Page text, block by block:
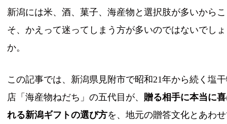
新潟には米、酒、菓子、海産物と選択肢が多いからこ
そ、かえって迷ってしまう方が多いのではないでし
か。
この記事では、新潟県見附市で昭和21年から続く塩
店「海産物ねだち」の五代目が、 贈る相手に本当に
れる新潟ギフトの選び方を、地元の贈答文化とあわ